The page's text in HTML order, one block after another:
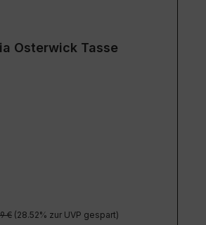
Osterwick Tasse
Preis:
€ (28.52% zur UVP gespart)